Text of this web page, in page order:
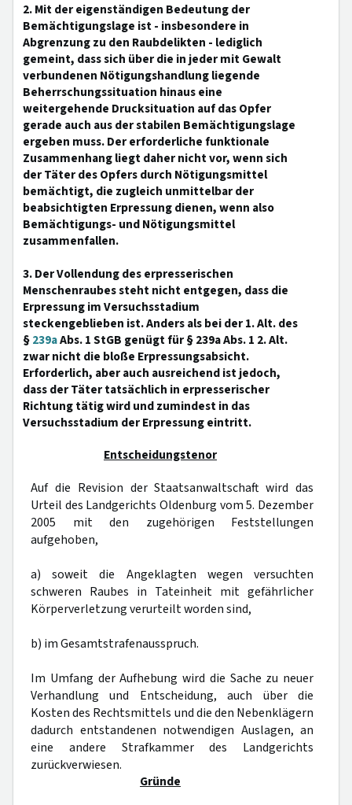
2. Mit der eigenständigen Bedeutung der
Bemächtigungslage ist - insbesondere in
Abgrenzung zu den Raubdelikten - lediglich
gemeint, dass sich über die in jeder mit Gewalt
verbundenen Nötigungshandlung liegende
Beherrschungssituation hinaus eine
weitergehende Drucksituation auf das Opfer
gerade auch aus der stabilen Bemächtigungslage
ergeben muss. Der erforderliche funktionale
Zusammenhang liegt daher nicht vor, wenn sich
der Täter des Opfers durch Nötigungsmittel
bemächtigt, die zugleich unmittelbar der
beabsichtigten Erpressung dienen, wenn also
Bemächtigungs- und Nötigungsmittel
zusammenfallen.
3. Der Vollendung des erpresserischen
Menschenraubes steht nicht entgegen, dass die
Erpressung im Versuchsstadium
steckengeblieben ist. Anders als bei der 1. Alt. des
§239aAbs. 1 StGB genügt für § 239a Abs. 1 2. Alt.
zwar nicht die bloße Erpressungsabsicht.
Erforderlich, aber auch ausreichend ist jedoch,
dass der Täter tatsächlich in erpresserischer
Richtung tätig wird und zumindest in das
Versuchsstadium der Erpressung eintritt.
Entscheidungstenor
Auf die Revision der Staatsanwaltschaft wird das
Urteil des Landgerichts Oldenburg vom 5. Dezember
2005 mit den zugehörigen Feststellungen
aufgehoben,
a) soweit die Angeklagten wegen versuchten
schweren Raubes in Tateinheit mit gefährlicher
Körperverletzung verurteilt worden sind,
b) im Gesamtstrafenausspruch.
Im Umfang der Aufhebung wird die Sache zu neuer
Verhandlung und Entscheidung, auch über die
Kosten des Rechtsmittels und die den Nebenklägern
dadurch entstandenen notwendigen Auslagen, an
eine andere Strafkammer des Landgerichts
zurückverwiesen.
Gründe